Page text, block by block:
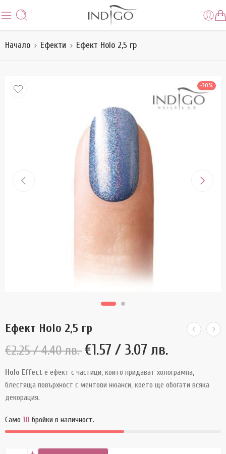
Начало Ефекти Ефект Holo 2,5 гр
-30%
Ефект Holo 2,5 гр
€2.25/ 4.40 лв.€1.57 / 3.07 лв.
Holo Effect е ефект с частици, които придават холограмна,
блестяща повърхност с ментови нюанси, което ще обогати всяка
декорация.
Само 10 бройки в наличност.